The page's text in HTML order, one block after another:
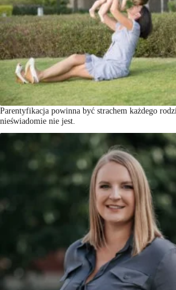
Parentyfikacja powinna być strachem każdego
nieświadomie nie jest.